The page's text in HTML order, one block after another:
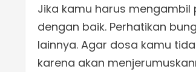
Jika kamu harus
dengan baik. Perhatikan
lainnya. Agar dosa kamu
karena akan